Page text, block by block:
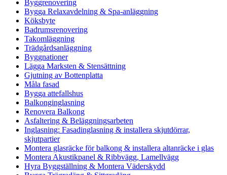
Byggrenovering
Bygga Relaxavdelning & Spa-anläggning
Köksbyte
Badrumsrenovering
Takomläggning
Trädgårdsanläggning
Byggnationer
Lägga Marksten & Stensättning
Gjutning av Bottenplatta
Måla fasad
Bygga attefallshus
Balkonginglasning
Renovera Balkong
Asfaltering & Beläggningsarbeten
Inglasning: Fasadinglasning & installera skjutdörrar,
skjutpartier
Montera glasräcke för balkong & installera altanräcke i glas
Montera Akustikpanel & Ribbvägg, Lamellvägg
Hyra Byggställning & Montera Väderskydd